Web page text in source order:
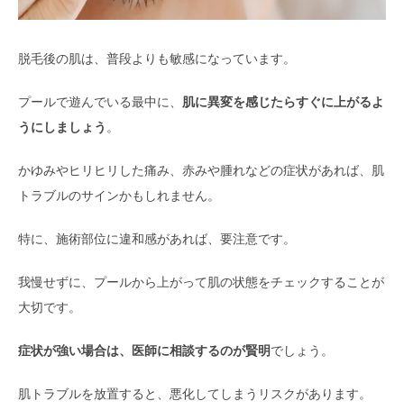
脱毛後の肌は、普段よりも敏感になっています。
プールで遊んでいる最中に、 肌に異変を感じたらすぐに上がるよ
うにしましょう 。
かゆみやヒリヒリした痛み、赤みや腫れなどの症状があれば、肌
トラブルのサインかもしれません。
特に、施術部位に違和感があれば、要注意です。
我慢せずに、プールから上がって肌の状態をチェックすることが
大切です。
症状が強い場合は、医師に相談するのが賢明でしょう。
肌トラブルを放置すると、悪化してしまうリスクがあります。